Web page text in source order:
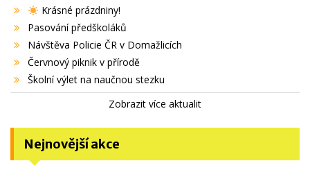
Krásné prázdniny!
Pasování předškoláků
Návštěva Policie ČR v Domažlicích
Červnový piknik v přírodě
Školní výlet na naučnou stezku
Zobrazit více aktualit
Nejnovější akce